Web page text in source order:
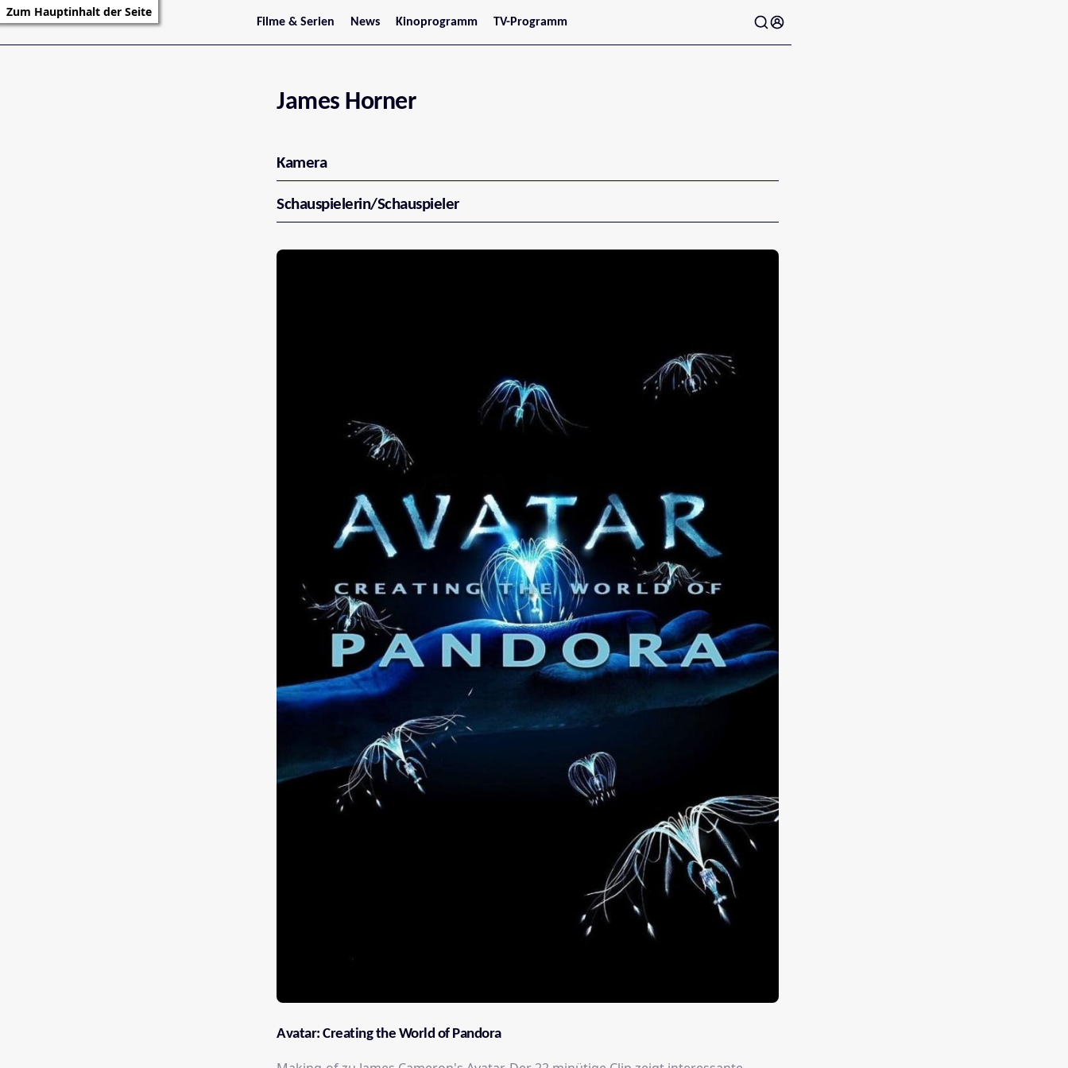
Zum Hauptinhalt der Seite
Filme & Serien
Trailer
Serienarchiv
News
Stars
Kinoprogramm
Jetzt im Kino
Oberösterreich
Tirol
Vorarlberg
TV-Programm
James Horner
Kamera
Schauspielerin/Schauspieler
Avatar: Creating the World of Pandora